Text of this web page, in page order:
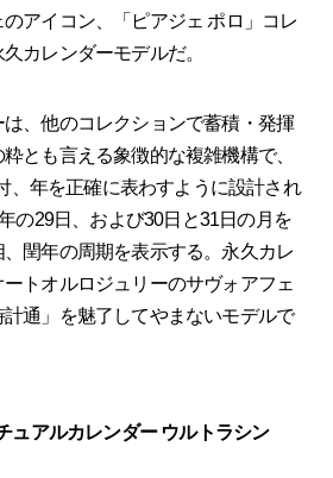
アイコン、「ピアジェ ポロ」コレ
カレンダーモデルだ。
、他のコレクションで蓄積・発揮
とも言える象徴的な複雑機構で、
、年を正確に表わすように設計され
の29日、および30日と31日の月を
閏年の周期を表示する。永久カレ
トオルロジュリーのサヴォアフェ
通」を魅了してやまないモデルで
ュアルカレンダー ウルトラシン